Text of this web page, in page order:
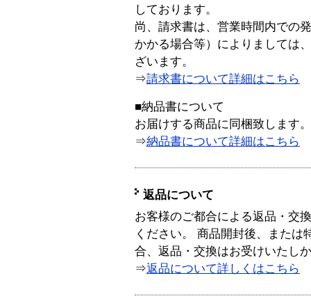
しております。
尚、請求書は、営業時間内での
かかる場合等）によりましては
ざいます。
⇒請求書について詳細はこちら
■納品書について
お届けする商品に同梱致します。
⇒納品書について詳細はこちら
返品について
お客様のご都合による返品・交
ください。 商品開封後、または
合、返品・交換はお受けいたし
⇒返品について詳しくはこちら